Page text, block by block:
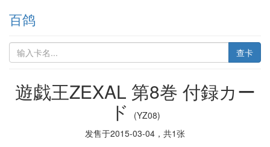
百鸽
查卡
遊戯王ZEXAL 第8巻 付録カー
ド
(YZ08)
发售于2015-03-04 ，共1张